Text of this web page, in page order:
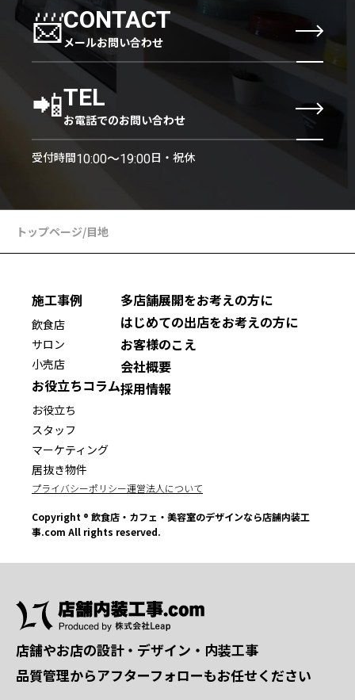
📨CONTACT
メールお問い合わせ
📲TEL
お電話でのお問い合わせ
受付時間10:00〜19:00日・祝休
トップページ/目地
施工事例
飲食店
サロン
小売店
お役立ちコラム
お役立ち
スタッフ
マーケティング
居抜き物件
多店舗展開をお考えの方に
はじめての出店をお考えの方に
お客様のこえ
会社概要
採用情報
プライバシーポリシー運営法人について
Copyright ® 飲食店・カフェ・美容室のデザインなら店舗内装工
事.com All rights reserved.
店舗やお店の設計・デザイン・内装工事
品質管理からアフターフォローもお任せください